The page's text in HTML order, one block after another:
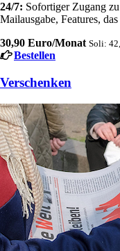
24/7: Sofortiger Zugang
Mailausgabe, Features,
30,90 Euro/Monat Soli:
Bestellen
Verschenken